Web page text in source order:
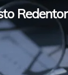
Redentor